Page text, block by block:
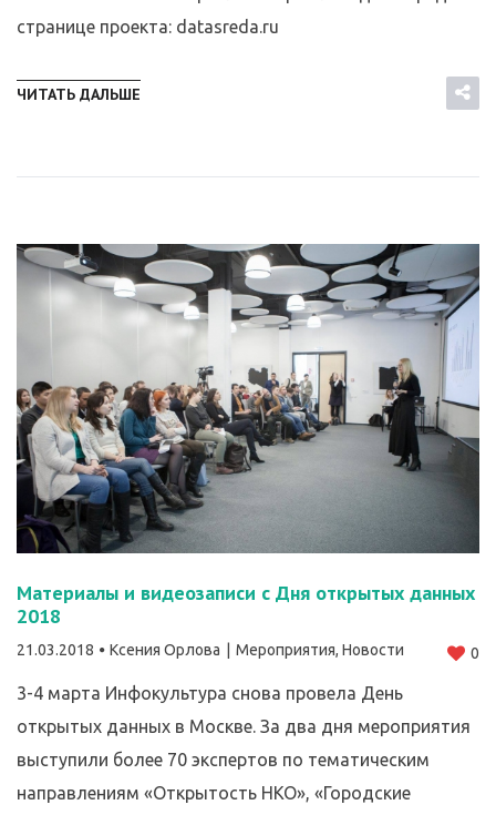
странице проекта: datasreda.ru
ЧИТАТЬ ДАЛЬШЕ
Материалы и видеозаписи с Дня открытых данных
2018
21.03.2018 Ксения Орлова Мероприятия, Новости 0
3-4 марта Инфокультура снова провела День
открытых данных в Москве. За два дня мероприятия
выступили более 70 экспертов по тематическим
направлениям «Открытость НКО», «Городские